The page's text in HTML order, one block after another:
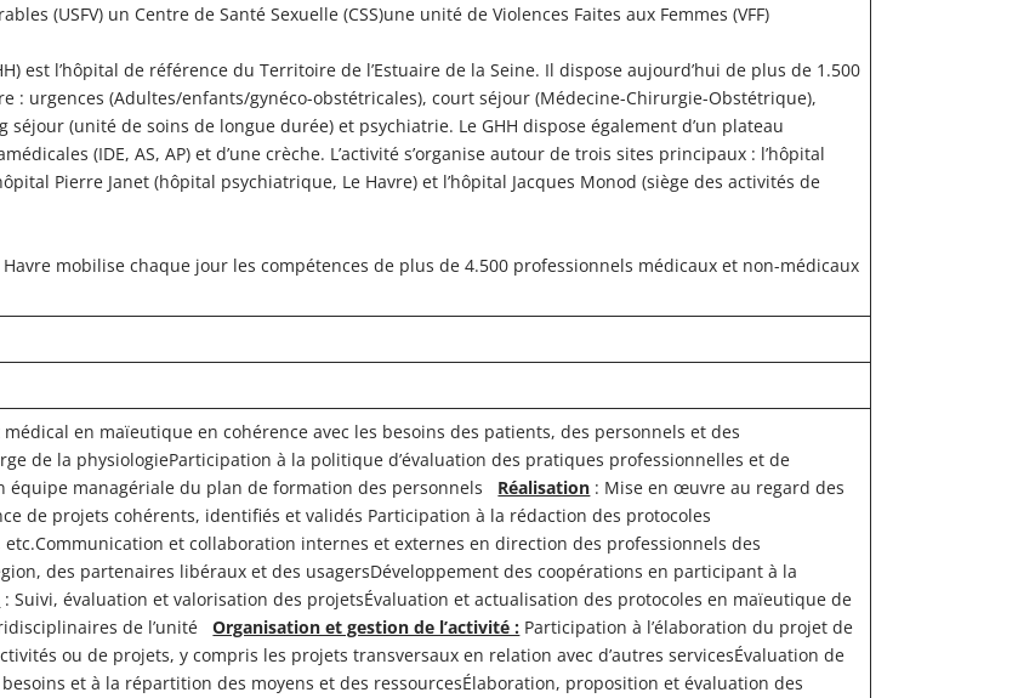
(USFV) un Centre de Santé Sexuelle (CSS)une unité de Violences Faites aux Femmes (VFF)
est l’hôpital de référence du Territoire de l’Estuaire de la Seine. Il dispose aujourd’hui de plus de 1.500
: urgences (Adultes/enfants/gynéco-obstétricales), court séjour (Médecine-Chirurgie-Obstétrique),
(unité de soins de longue durée) et psychiatrie. Le GHH dispose également d’un plateau
(IDE, AS, AP) et d’une crèche. L’activité s’organise autour de trois sites principaux : l’hôpital
Pierre Janet (hôpital psychiatrique, Le Havre) et l’hôpital Jacques Monod (siège des activités de
mobilise chaque jour les compétences de plus de 4.500 professionnels médicaux et non-médicaux
en maïeutique en cohérence avec les besoins des patients, des personnels et des
de la physiologieParticipation à la politique d’évaluation des pratiques professionnelles et de
managériale du plan de formation des personnels Réalisation : Mise en œuvre au regard des
de projets cohérents, identifiés et validés Participation à la rédaction des protocoles
et collaboration internes et externes en direction des professionnels des
des partenaires libéraux et des usagersDéveloppement des coopérations en participant à la
: Suivi, évaluation et valorisation des projetsÉvaluation et actualisation des protocoles en maïeutique de
de l’unitéOrganisation et gestion de l’activité : Participation à l’élaboration du projet de
ou de projets, y compris les projets transversaux en relation avec d’autres servicesÉvaluation de
et à la répartition des moyens et des ressourcesÉlaboration, proposition et évaluation des